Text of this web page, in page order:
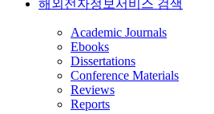
해외전자정보서비스 검색
Academic Journals
Ebooks
Dissertations
Conference Materials
Reviews
Reports